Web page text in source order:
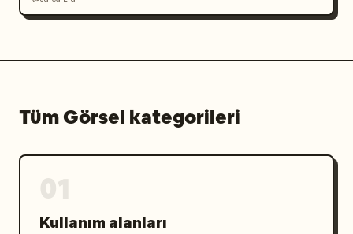
Tüm Görsel kategorileri
Kullanım alanları